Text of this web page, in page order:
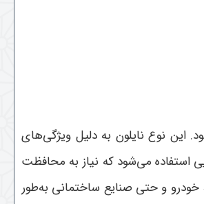
این نوع نایلون به دلیل ویژگی‌های
استفاده می‌شود که نیاز به محافظت
خودرو و حتی صنایع ساختمانی به‌طور